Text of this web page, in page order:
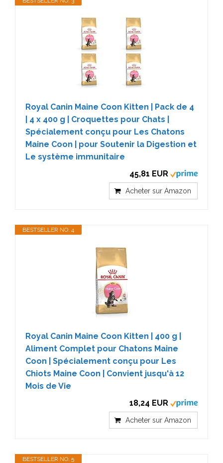
Royal Canin Maine Coon Kitten | Pack de 4
| 4 x 400 g | Croquettes pour Chats |
Spécialement conçu pour Les Chatons
Maine Coon | pour Soutenir la Digestion et
Le système immunitaire
45,81 EUR
Acheter sur Amazon
BESTSELLER NO. 4
Royal Canin Maine Coon Kitten | 400 g |
Aliment Complet pour Chatons Maine
Coon | Spécialement conçu pour Les
Chiots Maine Coon | Convient jusqu'à 12
Mois de Vie
18,24 EUR
Acheter sur Amazon
BESTSELLER NO. 5